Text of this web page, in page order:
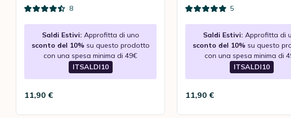
CANNON
8
Saldi Estivi: Approfitta di uno
sconto del 10% su questo prodotto
con una spesa minima di 49€
ITSALDI10
11,90 €
Thés
5
Saldi Estivi: Approfitta di
sconto del 10% su questo
con una spesa minima di
ITSALDI10
11,90 €